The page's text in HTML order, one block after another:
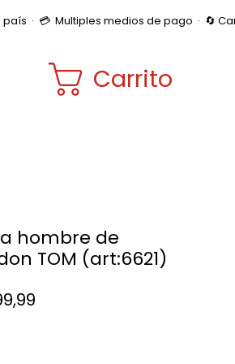
Carrito
hombre de
TOM (art:6621)